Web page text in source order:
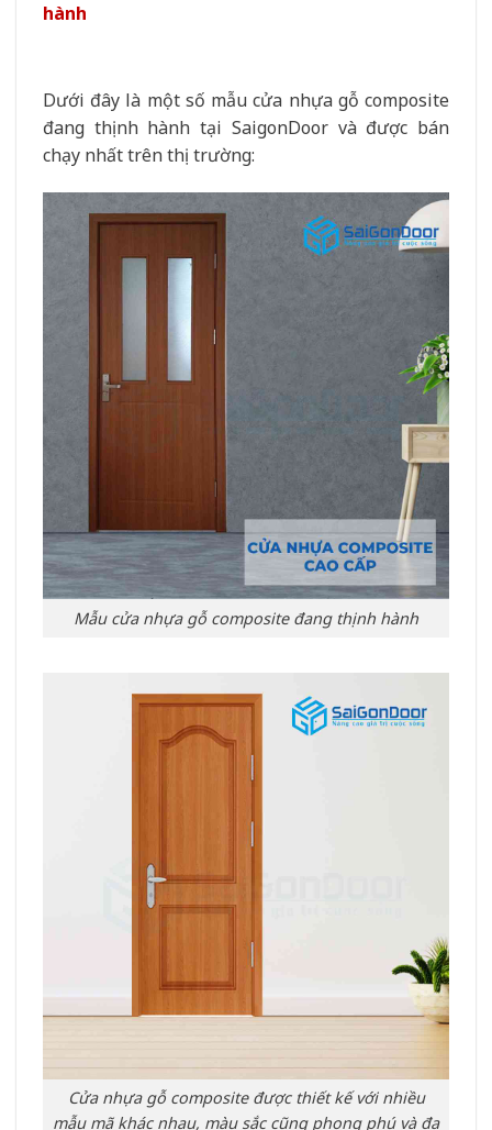
hành
Dưới đây là một số mẫu cửa nhựa gỗ composite
đang thịnh hành tại SaigonDoor và được bán
chạy nhất trên thị trường:
Mẫu cửa nhựa gỗ composite đang thịnh hành
Cửa nhựa gỗ composite được thiết kế với nhiều
mẫu mã khác nhau, màu sắc cũng phong phú và đa